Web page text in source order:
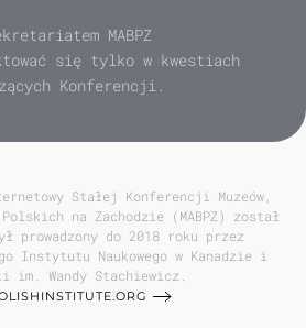
MABPZ
się tylko w kwestiach
Konferencji.
Stałej Konferencji Muzeów,
na Zachodzie (MABPZ) został
prowadzony do 2018 roku przez
Instytutu Naukowego w Kanadzie i
im. Wandy Stachiewicz.